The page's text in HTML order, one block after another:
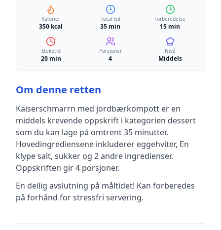
Kalorier
350 kcal
Total tid
35 min
Forberedelse
15 min
Steketid
20 min
Porsjoner
4
Nivå
Middels
Om denne retten
Kaiserschmarrn med jordbærkompott er en
middels krevende oppskrift i kategorien dessert
som du kan lage på omtrent 35 minutter.
Hovedingrediensene inkluderer eggehviter, En
klype salt, sukker og 2 andre ingredienser.
Oppskriften gir4 porsjoner.
En deilig avslutning på måltidet! Kan forberedes
på forhånd for stressfri servering.